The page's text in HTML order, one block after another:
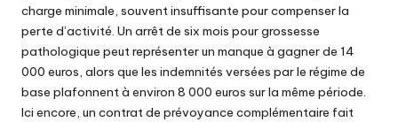
charge minimale, souvent insuffisante pour compenser la
perte d’activité. Un arrêt de six mois pour grossesse
pathologique peut représenter un manque à gagner de 14
000 euros, alors que les indemnités versées par le régime de
base plafonnent à environ 8 000 euros sur la même période.
Ici encore, un contrat de prévoyance complémentaire fait